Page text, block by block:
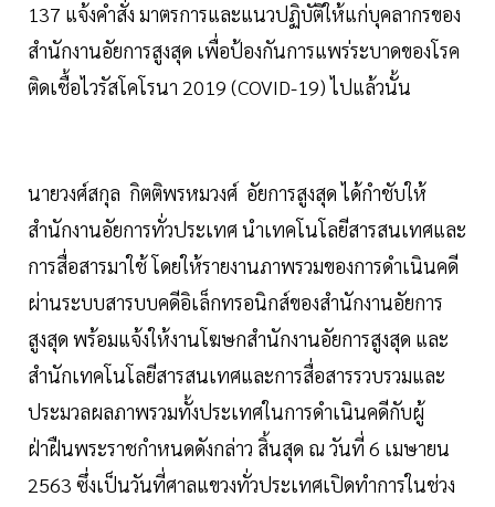
137 แจ้งคำสั่ง มาตรการและแนวปฏิบัติให้แก่บุคลากรของ
สำนักงานอัยการสูงสุด เพื่อป้องกันการแพร่ระบาดของโรค
ติดเชื้อไวรัสโคโรนา 2019 (COVID-19) ไปแล้วนั้น
นายวงศ์สกุล กิตติพรหมวงศ์ อัยการสูงสุด ได้กำชับให้
สำนักงานอัยการทั่วประเทศ นำเทคโนโลยีสารสนเทศและ
การสื่อสารมาใช้ โดยให้รายงานภาพรวมของการดำเนินคดี
ผ่านระบบสารบบคดีอิเล็กทรอนิกส์ของสำนักงานอัยการ
สูงสุด พร้อมแจ้งให้งานโฆษกสำนักงานอัยการสูงสุด และ
สำนักเทคโนโลยีสารสนเทศและการสื่อสารรวบรวมและ
ประมวลผลภาพรวมทั้งประเทศในการดำเนินคดีกับผู้
ฝ่าฝืนพระราชกำหนดดังกล่าว สิ้นสุด ณ วันที่ 6 เมษายน
2563 ซึ่งเป็นวันที่ศาลแขวงทั่วประเทศเปิดทำการในช่วง